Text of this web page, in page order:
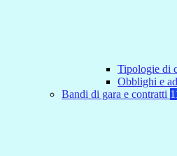
Tipologie di
Obblighi e
Bandi di gara e contratti